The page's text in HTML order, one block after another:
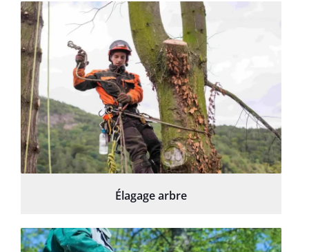
Élagage arbre